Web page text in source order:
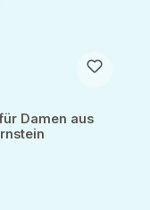
Damen aus